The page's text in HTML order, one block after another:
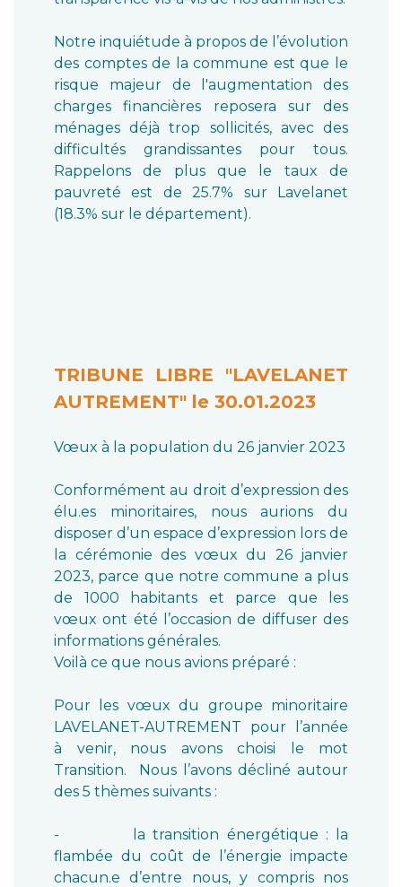
Notre inquiétude à propos de l’évolution
des comptes de la commune est que le
risque majeur de l'augmentation des
charges financières reposera sur des
ménages déjà trop sollicités, avec des
difficultés grandissantes pour tous.
Rappelons de plus que le taux de
pauvreté est de 25.7% sur Lavelanet
(18.3% sur le département).
TRIBUNE LIBRE "LAVELANET
AUTREMENT" le 30.01.2023
Vœux à la population du 26 janvier 2023
Conformément au droit d’expression des
élu.es minoritaires, nous aurions du
disposer d’un espace d’expression lors de
la cérémonie des vœux du 26 janvier
2023, parce que notre commune a plus
de 1000 habitants et parce que les
vœux ont été l’occasion de diffuser des
informations générales.
Voilà ce que nous avions préparé :
Pour les vœux du groupe minoritaire
LAVELANET-AUTREMENT pour l’année
à venir, nous avons choisi le mot
Transition. Nous l’avons décliné autour
des 5 thèmes suivants :
- la transition énergétique : la
flambée du coût de l’énergie impacte
chacun.e d’entre nous, y compris nos